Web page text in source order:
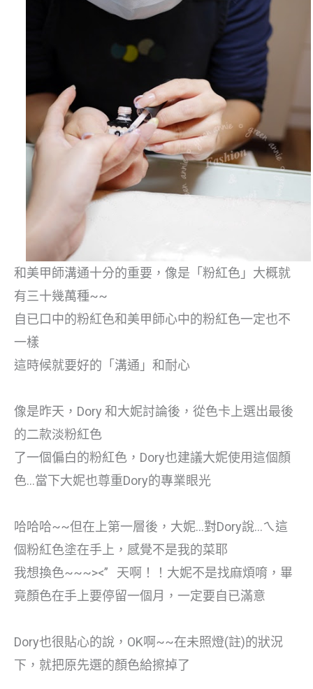
和美甲師溝通十分的重要，像是「粉紅色」大概就
有三十幾萬種~~
自已口中的粉紅色和美甲師心中的粉紅色一定也不
一樣
這時候就要好的「溝通」和耐心
像是昨天，Dory 和大妮討論後，從色卡上選出最後
的二款淡粉紅色
了一個偏白的粉紅色，Dory也建議大妮使用這個顏
色…當下大妮也尊重Dory的專業眼光
哈哈哈~~但在上第一層後，大妮…對Dory說…ㄟ這
個粉紅色塗在手上，感覺不是我的菜耶
我想換色~~~><” 天啊！！大妮不是找麻煩唷，畢
竟顏色在手上要停留一個月，一定要自已滿意
Dory也很貼心的說，OK啊~~在未照燈(註)的狀況
下，就把原先選的顏色給擦掉了